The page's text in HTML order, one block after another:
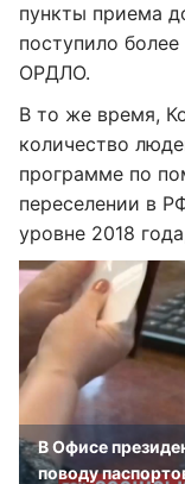
пункты приема
поступило
ОРДЛО.
В то же время,
количество
программе по
переселении в
уровне 2018
В Офисе
поводу